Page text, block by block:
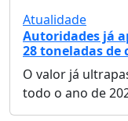
Atualidade
Autoridades já
28 toneladas de
O valor já
todo o ano de